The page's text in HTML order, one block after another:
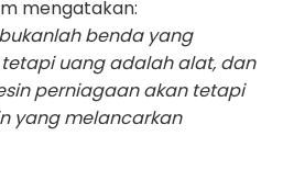
mengatakan:
benda yang
uang adalah alat, dan
perniagaan akan tetapi
yang melancarkan